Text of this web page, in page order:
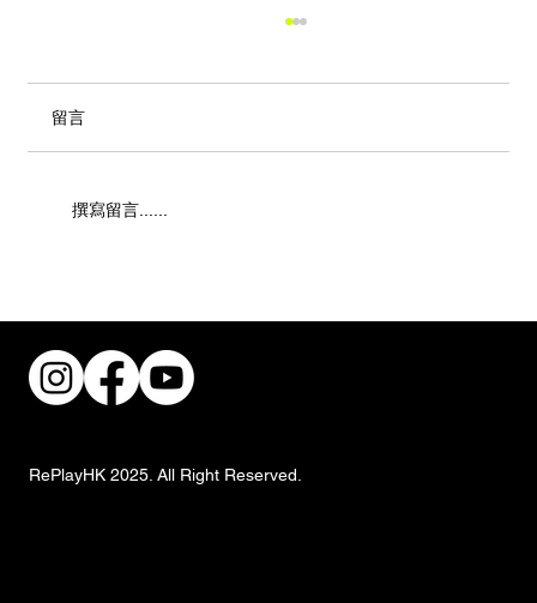
甜品重磅登場
留言
撰寫留言......
RePlayHK 2025. All Right Reserved.